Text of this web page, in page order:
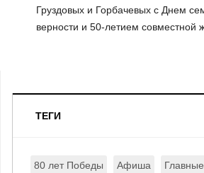
Груздовых и Горбачевых с Днем
верности и 50-летием совместной
ТЕГИ
80 лет Победы Афиша